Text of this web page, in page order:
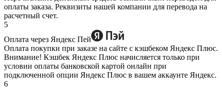
оплаты заказа. Реквизиты нашей компании для перевода на
расчетный счет.
5
Оплата через Яндекс Пей
Оплата покупки при заказе на сайте с кэшбеком Яндекс Плюс.
Внимание! Кэшбек Яндекс Плюс начисляется только при
условии оплаты банковской картой онлайн при
подключенной опции Яндекс Плюс в вашем аккаунте Яндекс.
6